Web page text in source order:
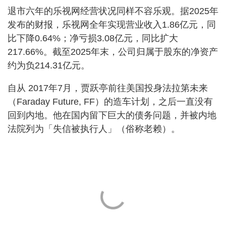
退市六年的乐视网经营状况同样不容乐观。据2025年
发布的财报，乐视网全年实现营业收入1.86亿元，同
比下降0.64%；净亏损3.08亿元，同比扩大
217.66%。截至2025年末，公司归属于股东的净资产
约为负214.31亿元。
自从 2017年7月，贾跃亭前往美国投身法拉第未来
（Faraday Future, FF）的造车计划，之后一直没有
回到内地。他在国内留下巨大的债务问题，并被内地
法院列为「失信被执行人」（俗称老赖）。